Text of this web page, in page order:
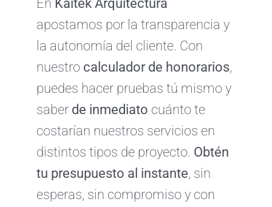
En Kaitek Arquitectura
apostamos por la transparencia y
la autonomía del cliente. Con
nuestro calculador de honorarios,
puedes hacer pruebas tú mismo y
saber de inmediato cuánto te
costarían nuestros servicios en
distintos tipos de proyecto. Obtén
tu presupuesto al instante, sin
esperas, sin compromiso y con